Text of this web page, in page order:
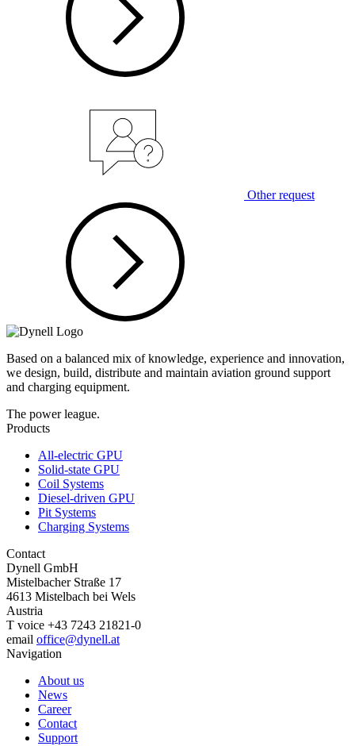
Other request
Based on a balanced mix of knowledge, experience and innovation,
we design, build, distribute and maintain aviation ground support
and charging equipment.
The power league.
Products
All-electric GPU
Solid-state GPU
Coil Systems
Diesel-driven GPU
Pit Systems
Charging Systems
Contact
Dynell GmbH
Mistelbacher Straße 17
4613 Mistelbach bei Wels
Austria
T voice +43 7243 21821-0
email office@dynell.at
Navigation
About us
News
Career
Contact
Support